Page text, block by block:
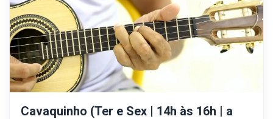
Cavaquinho (Ter e Sex | 14h às 16h | a